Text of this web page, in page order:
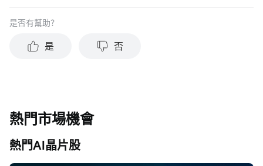
是否有幫助？
是 否
熱門市場機會
熱門AI晶片股